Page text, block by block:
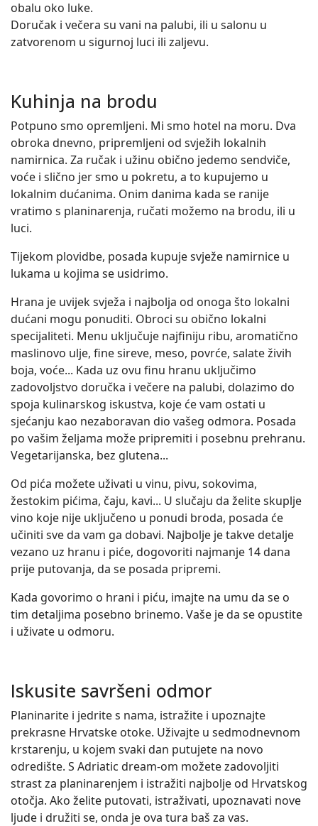
obalu oko luke.
Doručak i večera su vani na palubi, ili u salonu u
zatvorenom u sigurnoj luci ili zaljevu.
Kuhinja na brodu
Potpuno smo opremljeni. Mi smo hotel na moru. Dva
obroka dnevno, pripremljeni od svježih lokalnih
namirnica. Za ručak i užinu obično jedemo sendviče,
voće i slično jer smo u pokretu, a to kupujemo u
lokalnim dućanima. Onim danima kada se ranije
vratimo s planinarenja, ručati možemo na brodu, ili u
luci.
Tijekom plovidbe, posada kupuje svježe namirnice u
lukama u kojima se usidrimo.
Hrana je uvijek svježa i najbolja od onoga što lokalni
dućani mogu ponuditi. Obroci su obično lokalni
specijaliteti. Menu uključuje najfiniju ribu, aromatično
maslinovo ulje, fine sireve, meso, povrće, salate živih
boja, voće... Kada uz ovu finu hranu uključimo
zadovoljstvo doručka i večere na palubi, dolazimo do
spoja kulinarskog iskustva, koje će vam ostati u
sjećanju kao nezaboravan dio vašeg odmora. Posada
po vašim željama može pripremiti i posebnu prehranu.
Vegetarijanska, bez glutena...
Od pića možete uživati u vinu, pivu, sokovima,
žestokim pićima, čaju, kavi... U slučaju da želite skuplje
vino koje nije uključeno u ponudi broda, posada će
učiniti sve da vam ga dobavi. Najbolje je takve detalje
vezano uz hranu i piće, dogovoriti najmanje 14 dana
prije putovanja, da se posada pripremi.
Kada govorimo o hrani i piću, imajte na umu da se o
tim detaljima posebno brinemo. Vaše je da se opustite
i uživate u odmoru.
Iskusite savršeni odmor
Planinarite i jedrite s nama, istražite i upoznajte
prekrasne Hrvatske otoke. Uživajte u sedmodnevnom
krstarenju, u kojem svaki dan putujete na novo
odredište. S Adriatic dream-om možete zadovoljiti
strast za planinarenjem i istražiti najbolje od Hrvatskog
otočja. Ako želite putovati, istraživati, upoznavati nove
ljude i družiti se, onda je ova tura baš za vas.